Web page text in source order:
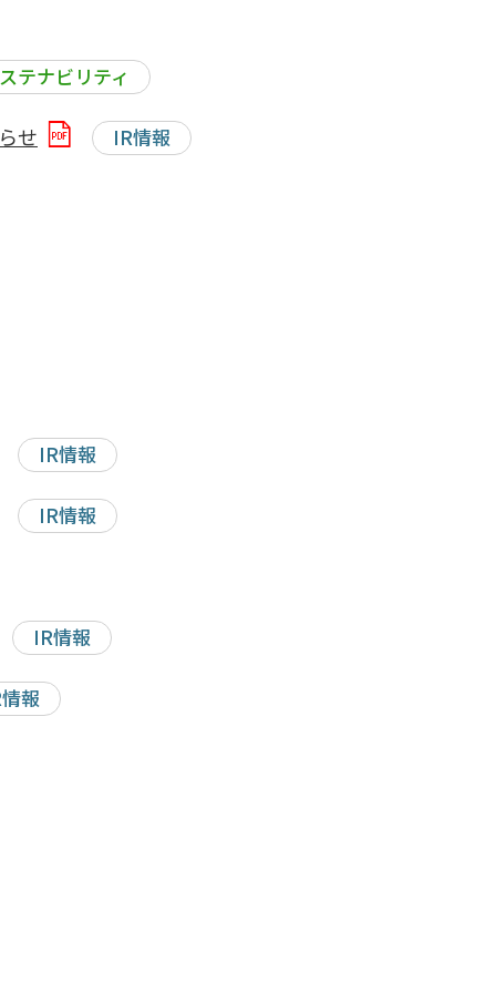
テナビリティ
せ IR情報
IR情報
IR情報
IR情報
報